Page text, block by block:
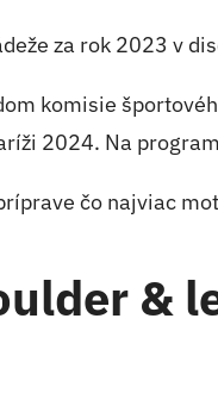
za rok 2023 v
komisie
2024. Na
čo najviac
&